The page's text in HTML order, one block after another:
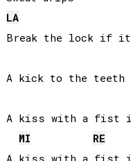
LA
Break the lock if
A kick to the teeth
A kiss with a fist
MI
RE